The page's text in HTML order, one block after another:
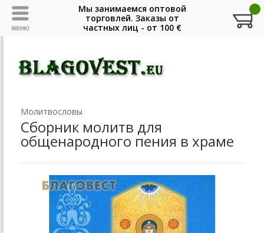
Молитвословы
Сборник молитв для
общенародного пения в храме